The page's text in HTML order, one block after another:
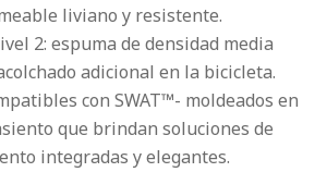
liviano y resistente.
2: espuma de densidad media
adicional en la bicicleta.
con SWAT™- moldeados en
que brindan soluciones de
integradas y elegantes.